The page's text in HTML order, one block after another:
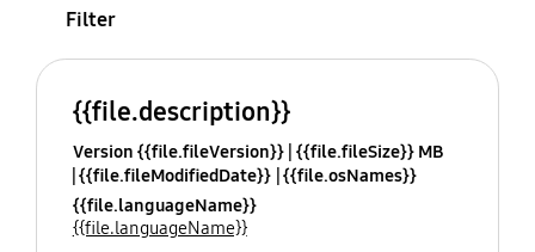
Filter
{{file.description}}
Version {{file.fileVersion}} {{file.fileSize}} MB
{{file.fileModifiedDate}} {{file.osNames}}
{{file.languageName}}
{{file.languageName}}